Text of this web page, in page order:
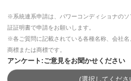
※系統連系申請は、パワーコンディショナの
証証明書で申請をお願いします。
※各ご質問に記載されている各種名称、会社
商標または商標です。
アンケート:ご意見をお聞かせください
(選択してくださ